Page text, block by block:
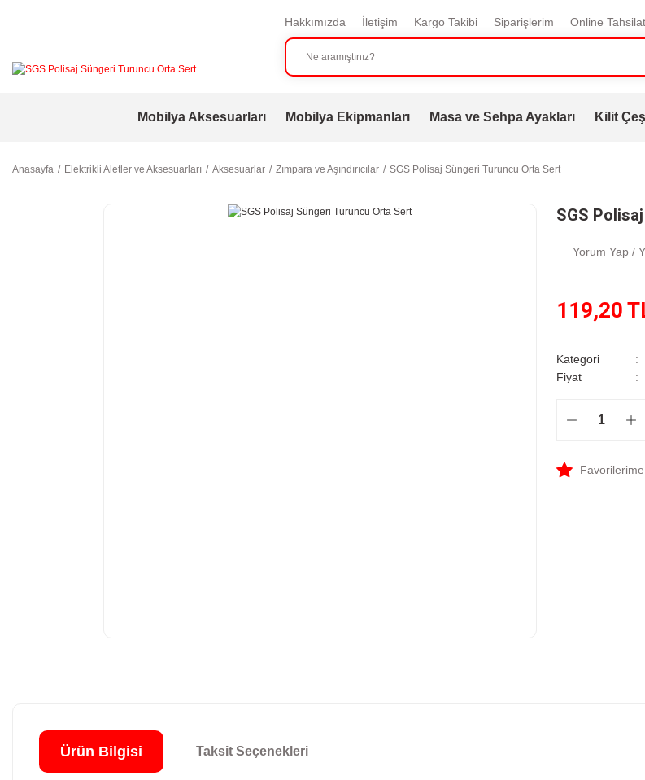
Hakkımızda İletişim Kargo Takibi Siparişlerim Online Tahsilat
Mobilya Aksesuarları Mobilya Ekipmanları Masa ve Sehpa Ayakları Kilit
Anasayfa Elektrikli Aletler ve Aksesuarları Aksesuarlar Zımpara ve Aşındırıcılar SGS Polisaj Süngeri Turuncu Orta Sert
SGS
Yorum Yap /
119,20
Kategori
Fiyat
Ürün Bilgisi Taksit Seçenekleri